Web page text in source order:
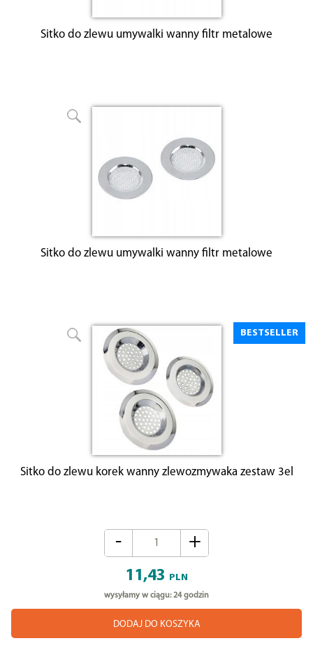
Sitko do zlewu umywalki wanny filtr metalowe
Sitko do zlewu umywalki wanny filtr metalowe
BESTSELLER
Sitko do zlewu korek wanny zlewozmywaka zestaw 3el
- +
11,43 PLN
wysyłamy w ciągu: 24 godzin
DODAJ DO KOSZYKA